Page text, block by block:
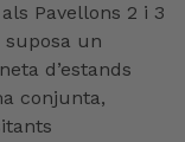
Pavellons 2 i 3
suposa un
d’estands
conjunta,